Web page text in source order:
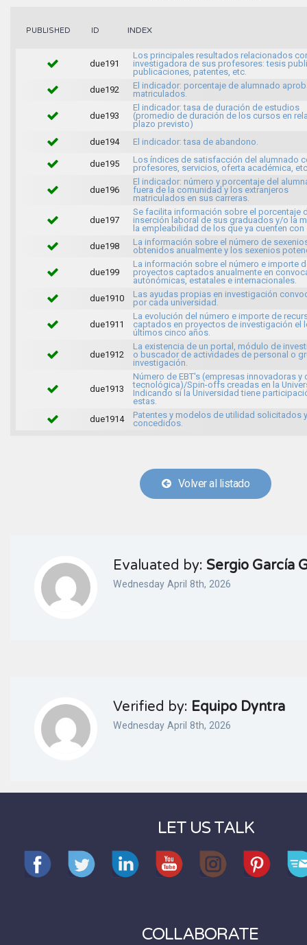
PUBLISHED ID INDEX
due191
Los principales resultados relacionados
investigadora de sus profesores: tesis
publicaciones, patentes, etc.
due192
El indicador: porcentaje de alumnado
matriculados.
due193
El indicador: tasa de duración de estudios
(promedio de duración de los cursos en
plazo previsto)
due194
El indicador: tasa de abandono.
due195
Los índices de satisfacción del alumnado
profesores, servicios, oferta académica,
due196
El indicador: número y porcentaje del
fuera de la comunidad y los extranjeros
matriculados en sus carreras.
due197
Se facilita información sobre el porcentaje
inserción laboral de sus graduados y/o la
la empleabilidad de los que ya cuenten con
due198
La información sobre el número de
obtenidos anualmente y los sexenios
due199
La información sobre el número e importe
proyectos captados anualmente en
autonómicas, estatales e internacionales.
due1910
Las ayudas propias en investigación
por cada universidad.
due1911
La evolución del número e importe de
captados en proyectos de investigación el
últimos cinco años.
due1912
La existencia de un portal, módulo de
o buscador de actividades de personal o
investigación.
due1913
Número de EBT's (empresas innovadoras y
tecnológica)/Spin-offs creadas en la
Indicando si la Universidad tiene
estas.
due1914
Patentes y modelos de utilidad solicitados
concedidos.
Volver al listado
Evaluated by: Sergio García
Wednesday April 8th, 2026
Verified by: Equipo Dyntra
Wednesday April 8th, 2026
LET US TALK
COLLABORATE